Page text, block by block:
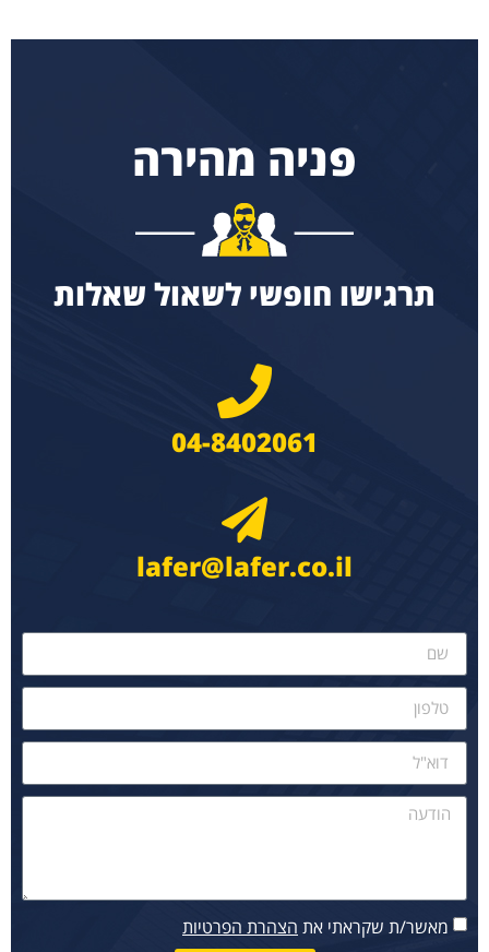
פניה מהירה
תרגישו חופשי לשאול שאלות
04-8402061
lafer@lafer.co.il
מאשר/ת שקראתי את הצהרת הפרטיות